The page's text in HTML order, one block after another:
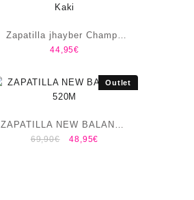
Zapatilla jhayber Champo
Kaki
44,95€
Outlet
ZAPATILLA NEW BALANCE
520M
69,90€ 48,95€